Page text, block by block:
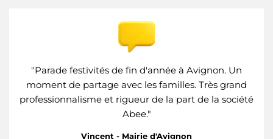
"Parade festivités de fin d'année à Avignon. Un
moment de partage avec les familles. Très grand
professionnalisme et rigueur de la part de la société
Abee."
Vincent - Mairie d'Avignon